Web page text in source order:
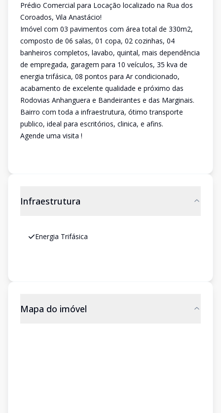
Prédio Comercial para Locação localizado na Rua dos
Coroados, Vila Anastácio!
Imóvel com 03 pavimentos com área total de 330m2,
composto de 06 salas, 01 copa, 02 cozinhas, 04
banheiros completos, lavabo, quintal, mais dependência
de empregada, garagem para 10 veículos, 35 kva de
energia trifásica, 08 pontos para Ar condicionado,
acabamento de excelente qualidade e próximo das
Rodovias Anhanguera e Bandeirantes e das Marginais.
Bairro com toda a infraestrutura, ótimo transporte
publico, ideal para escritórios, clinica, e afins.
Agende uma visita !
Infraestrutura
Energia Trifásica
Mapa do imóvel